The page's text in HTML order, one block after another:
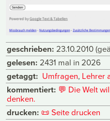
geschrieben: 23.10.2010
gelesen: 2431 mal in 2026
getaggt: Umfragen, Lehrer
kommentiert: 💬 Die Welt
denken.
drucken: 📜 Seite drucken